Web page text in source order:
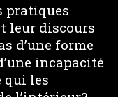
pratiques
leur discours
d’une forme
incapacité
qui les